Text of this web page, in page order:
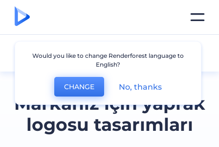
Markanız için yaprak
logosu tasarımları
Yaprak
Would you like to change Renderforest language to
English?
CHANGE No, thanks